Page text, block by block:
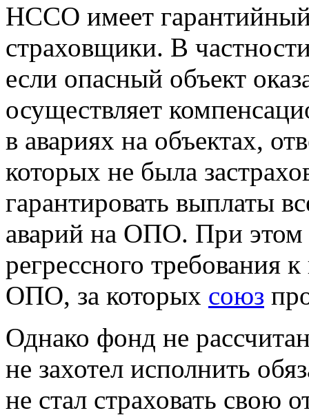
НССО имеет
страховщики. В
если опасный объект
осуществляет
в авариях на объектах,
которых не была
гарантировать выплаты
аварий на ОПО. При
регрессного требования
ОПО, за которых союз
Однако фонд не
не захотел исполнить
не стал страховать свою